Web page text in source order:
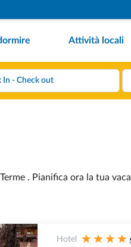
Attività locali
. Pianifica ora la tua
Hotel